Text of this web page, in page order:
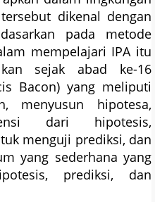
dikenal dengan
pada metode
mempelajari IPA itu
sejak abad ke-16
Bacon) yang meliputi
menyusun hipotesa,
dari hipotesis,
menguji prediksi, dan
yang sederhana yang
prediksi, dan